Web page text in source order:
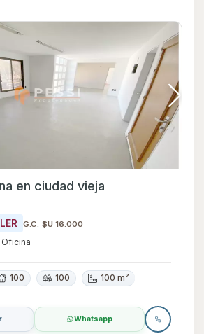
en ciudad vieja
G.C. $U 16.000
Oficina
100 100 100 m²
Whatsapp